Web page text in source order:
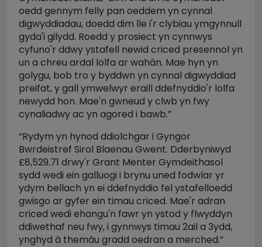
oedd gennym felly pan oeddem yn cynnal
digwyddiadau, doedd dim lle i'r clybiau ymgynnull
gyda'i gilydd. Roedd y prosiect yn cynnwys
cyfuno'r ddwy ystafell newid criced presennol yn
un a chreu ardal lolfa ar wahân. Mae hyn yn
golygu, bob tro y byddwn yn cynnal digwyddiad
preifat, y gall ymwelwyr eraill ddefnyddio'r lolfa
newydd hon. Mae'n gwneud y clwb yn fwy
cynaliadwy ac yn agored i bawb.”
“Rydym yn hynod ddiolchgar i Gyngor
Bwrdeistref Sirol Blaenau Gwent. Dderbyniwyd
£8,529.71 drwy'r Grant Menter Gymdeithasol
sydd wedi ein galluogi i brynu uned fodwlar yr
ydym bellach yn ei ddefnyddio fel ystafelloedd
gwisgo ar gyfer ein timau criced. Mae'r adran
criced wedi ehangu'n fawr yn ystod y flwyddyn
ddiwethaf neu fwy, i gynnwys timau 2ail a 3ydd,
ynghyd â themâu gradd oedran a merched.”